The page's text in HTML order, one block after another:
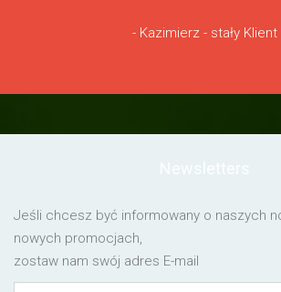
- Kazimierz - stały Klient
Jeśli chcesz być informowany o naszych
nowych promocjach,
zostaw nam swój adres E-mail